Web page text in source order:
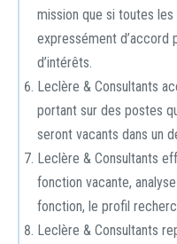
mission que si toutes
expressément
d’intérêts.
Leclère & Consultants
portant sur des postes
seront vacants dans un
Leclère & Consultants
fonction vacante,
fonction, le profil
Leclère & Consultants